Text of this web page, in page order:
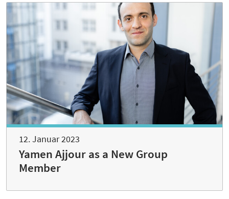
12. Januar 2023
Yamen Ajjour as a New Group
Member